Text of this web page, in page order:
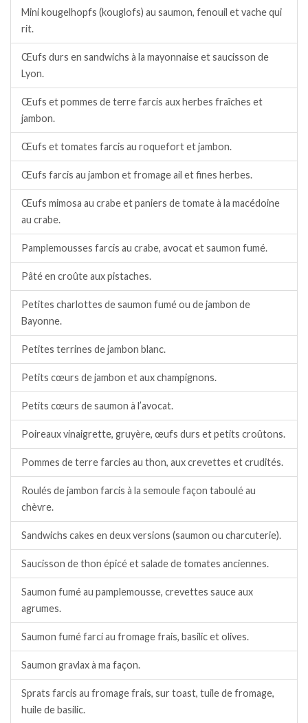
Mini kougelhopfs (kouglofs) au saumon, fenouil et vache qui
rit.
Œufs durs en sandwichs à la mayonnaise et saucisson de
Lyon.
Œufs et pommes de terre farcis aux herbes fraîches et
jambon.
Œufs et tomates farcis au roquefort et jambon.
Œufs farcis au jambon et fromage ail et fines herbes.
Œufs mimosa au crabe et paniers de tomate à la macédoine
au crabe.
Pamplemousses farcis au crabe, avocat et saumon fumé.
Pâté en croûte aux pistaches.
Petites charlottes de saumon fumé ou de jambon de
Bayonne.
Petites terrines de jambon blanc.
Petits cœurs de jambon et aux champignons.
Petits cœurs de saumon à l’avocat.
Poireaux vinaigrette, gruyère, œufs durs et petits croûtons.
Pommes de terre farcies au thon, aux crevettes et crudités.
Roulés de jambon farcis à la semoule façon taboulé au
chèvre.
Sandwichs cakes en deux versions (saumon ou charcuterie).
Saucisson de thon épicé et salade de tomates anciennes.
Saumon fumé au pamplemousse, crevettes sauce aux
agrumes.
Saumon fumé farci au fromage frais, basilic et olives.
Saumon gravlax à ma façon.
Sprats farcis au fromage frais, sur toast, tuile de fromage,
huile de basilic.